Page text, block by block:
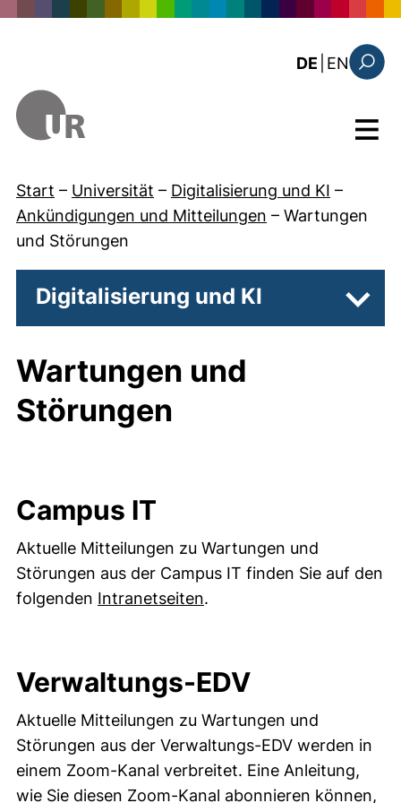
DE EN: this
Menü
Start – Universität – Digitalisierung und KI –
Ankündigungen und Mitteilungen – Wartungen
und Störungen
Digitalisierung und KI
Wartungen und
Störungen
Campus IT
Aktuelle Mitteilungen zu Wartungen und
Störungen aus der Campus IT finden Sie auf den
folgenden Intranetseiten(externer Link, öffnet
.
Verwaltungs-EDV
Aktuelle Mitteilungen zu Wartungen und
Störungen aus der Verwaltungs-EDV werden in
einem Zoom-Kanal verbreitet. Eine Anleitung,
wie Sie diesen Zoom-Kanal abonnieren können,